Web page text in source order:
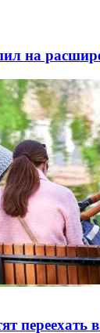
на
переехать